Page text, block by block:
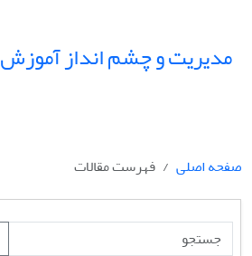
مدیریت و چشم انداز آموزش
صفحه اصلی
فهرست مقالات